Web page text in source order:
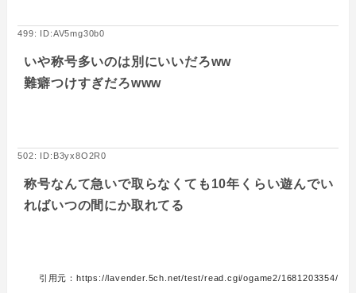
499: ID:AV5mg30b0
いや称号多いのは別にいいだろww
難癖つけすぎだろwww
502: ID:B3yx8O2R0
称号なんて急いで取らなくても10年くらい遊んでい
ればいつの間にか取れてる
引用元：https://lavender.5ch.net/test/read.cgi/ogame2/1681203354/